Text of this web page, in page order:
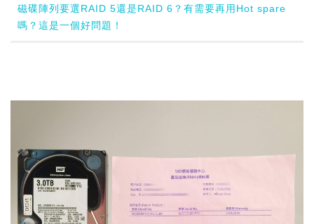
磁碟陣列要選RAID 5還是RAID 6？有需要再用Hot spare
嗎？這是一個好問題！